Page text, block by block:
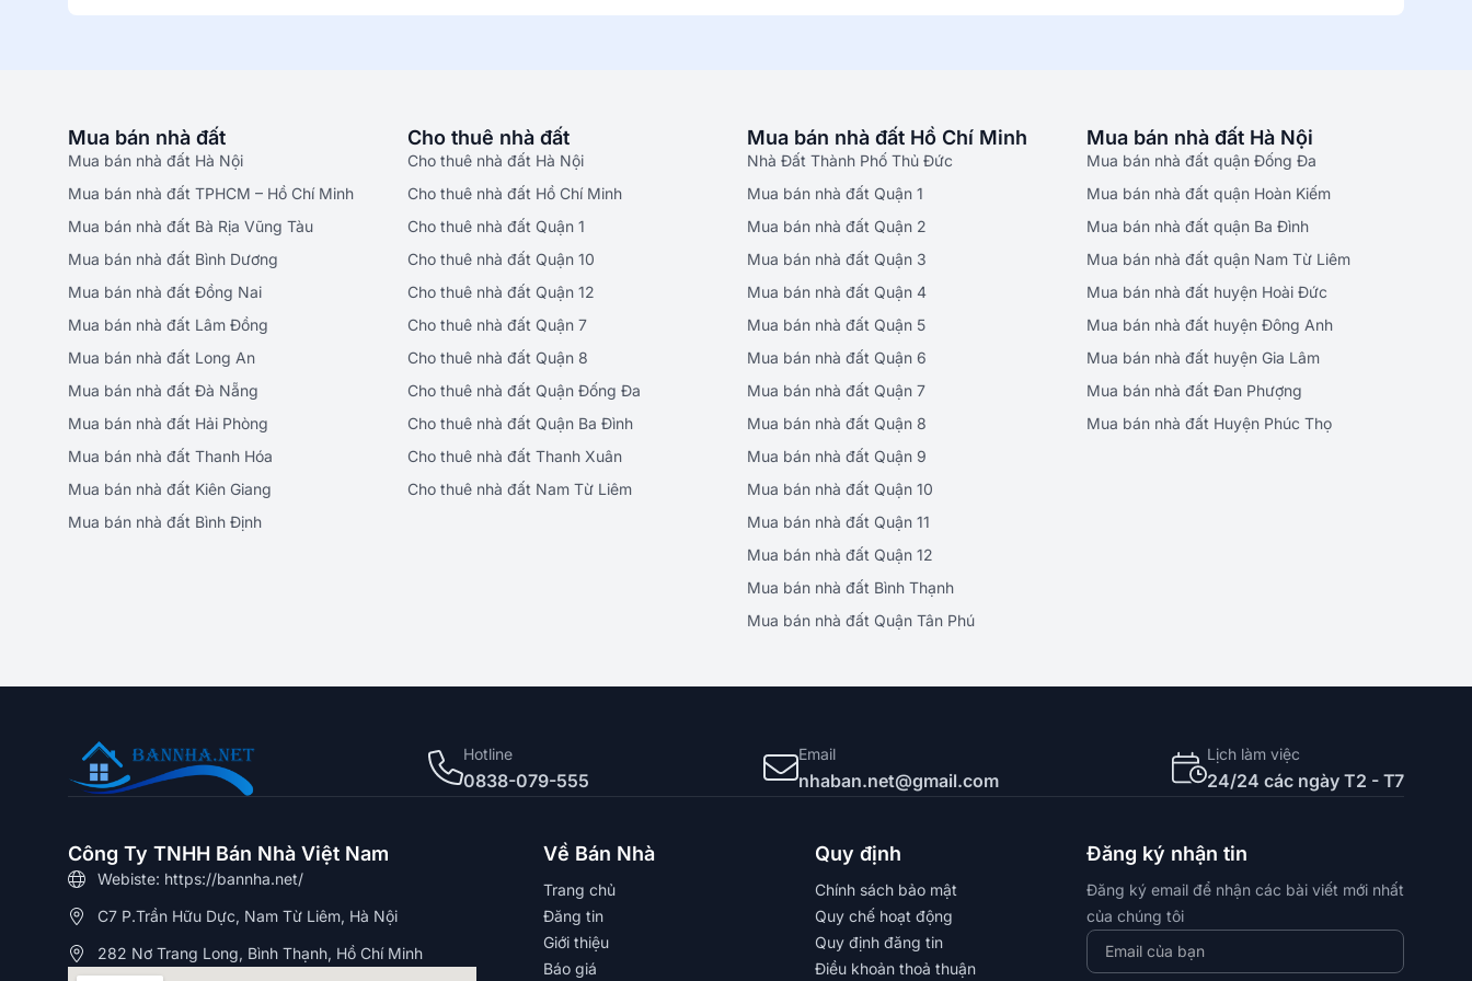
Mua bán nhà đất
Mua bán nhà đất Hà Nội
Mua bán nhà đất TPHCM – Hồ Chí Minh
Mua bán nhà đất Bà Rịa Vũng Tàu
Mua bán nhà đất Bình Dương
Mua bán nhà đất Đồng Nai
Mua bán nhà đất Lâm Đồng
Mua bán nhà đất Long An
Mua bán nhà đất Đà Nẵng
Mua bán nhà đất Hải Phòng
Mua bán nhà đất Thanh Hóa
Mua bán nhà đất Kiên Giang
Mua bán nhà đất Bình Định
Cho thuê nhà đất
Cho thuê nhà đất Hà Nội
Cho thuê nhà đất Hồ Chí Minh
Cho thuê nhà đất Quận 1
Cho thuê nhà đất Quận 10
Cho thuê nhà đất Quận 12
Cho thuê nhà đất Quận 7
Cho thuê nhà đất Quận 8
Cho thuê nhà đất Quận Đống Đa
Cho thuê nhà đất Quận Ba Đình
Cho thuê nhà đất Thanh Xuân
Cho thuê nhà đất Nam Từ Liêm
Mua bán nhà đất Hồ Chí Minh
Nhà Đất Thành Phố Thủ Đức
Mua bán nhà đất Quận 1
Mua bán nhà đất Quận 2
Mua bán nhà đất Quận 3
Mua bán nhà đất Quận 4
Mua bán nhà đất Quận 5
Mua bán nhà đất Quận 6
Mua bán nhà đất Quận 7
Mua bán nhà đất Quận 8
Mua bán nhà đất Quận 9
Mua bán nhà đất Quận 10
Mua bán nhà đất Quận 11
Mua bán nhà đất Quận 12
Mua bán nhà đất Bình Thạnh
Mua bán nhà đất Quận Tân Phú
Mua bán nhà đất Hà Nội
Mua bán nhà đất quận Đống Đa
Mua bán nhà đất quận Hoàn Kiếm
Mua bán nhà đất quận Ba Đình
Mua bán nhà đất quận Nam Từ Liêm
Mua bán nhà đất huyện Hoài Đức
Mua bán nhà đất huyện Đông Anh
Mua bán nhà đất huyện Gia Lâm
Mua bán nhà đất Đan Phượng
Mua bán nhà đất Huyện Phúc Thọ
Hotline
0838-079-555
Email
nhaban.net@gmail.com
Lịch làm việc
24/24 các ngày T2 - T7
Công Ty TNHH Bán Nhà Việt Nam
Webiste: https://bannha.net/
C7 P.Trần Hữu Dực, Nam Từ Liêm, Hà Nội
282 Nơ Trang Long, Bình Thạnh, Hồ Chí Minh
Về Bán Nhà
Trang chủ
Đăng tin
Giới thiệu
Báo giá
Quy định
Chính sách bảo mật
Quy chế hoạt động
Quy định đăng tin
Điều khoản thoả thuận
Đăng ký nhận tin
Đăng ký email để nhận các bài viết mới nhất
của chúng tôi